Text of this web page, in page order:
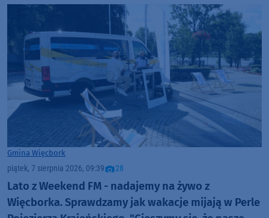
Gmina Więcbork
piątek, 7 sierpnia 2026, 09:39 28
Lato z Weekend FM - nadajemy na żywo z
Więcborka. Sprawdzamy jak wakacje mijają w Perle